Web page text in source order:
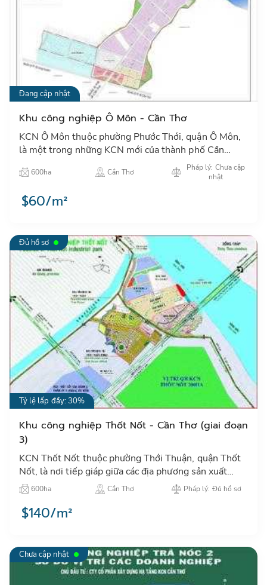
Đang cập nhật
Khu công nghiệp Ô Môn - Cần Thơ
KCN Ô Môn thuộc phường Phước Thới, quận Ô Môn,
là một trong những KCN mới của thành phố Cần
600ha Cần Thơ
Pháp lý: Chưa cập
nhật
$60/m²
Đủ hồ sơ
Tỷ lệ lấp đầy: 30%
Khu công nghiệp Thốt Nốt - Cần Thơ (giai đoạn
3)
KCN Thốt Nốt thuộc phường Thới Thuận, quận Thốt
Nốt, là nơi tiếp giáp giữa các địa phương sản xuất
nông nghiệp của cả nước: An Giang, Đồng Tháp, Kiên
Giang và t…
600ha Cần Thơ Pháp lý: Đủ hồ sơ
$140/m²
Chưa cập nhật